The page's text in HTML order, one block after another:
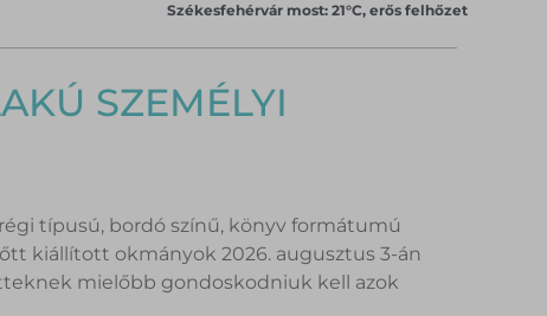
Székesfehérvár most: 21°C, erős felhőzet
SZEMÉLYI
típusú, bordó színű, könyv formátumú
kiállított okmányok 2026. augusztus 3-án
mielőbb gondoskodniuk kell azok